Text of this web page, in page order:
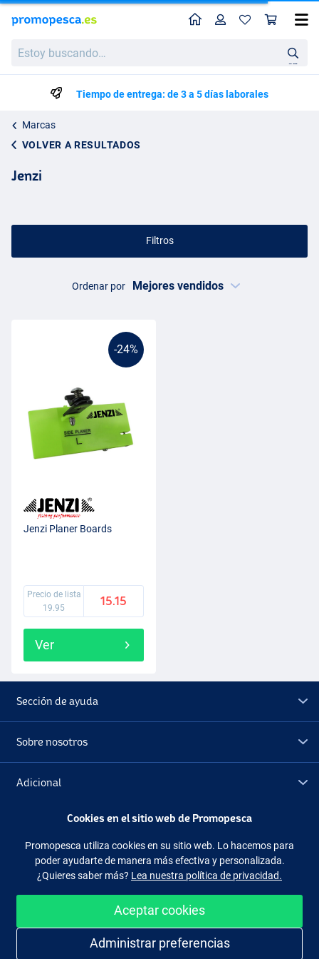
buscando…
en
Perfil
Tiempo de entrega: de 3 a 5 días laborales
Marcas
VOLVER A RESULTADOS
Jenzi
Filtros
Ordenar por
-24%
Jenzi Planer Boards
Precio de lista
19.95
15.15
Ver
Sección de ayuda
Sobre nosotros
Adicional
Síguenos Facebook Instagram
Comprar de manera fácil y segura
Cookies en el sitio web de Promopesca
Promopesca utiliza cookies en su sitio web. Lo hacemos para
poder ayudarte de manera más efectiva y personalizada.
¿Quieres saber más? Lea nuestra política de privacidad.
Aceptar cookies
Administrar preferencias